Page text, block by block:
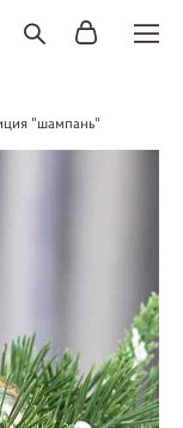
"шампань"